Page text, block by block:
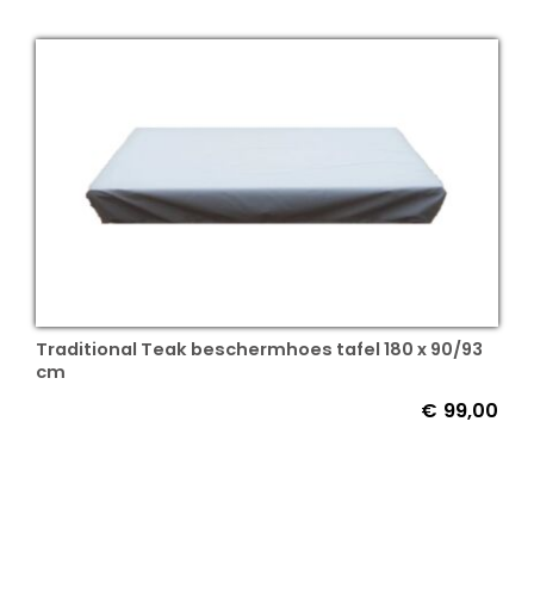
Traditional Teak beschermhoes tafel 180 x 90/93
cm
€ 99,00